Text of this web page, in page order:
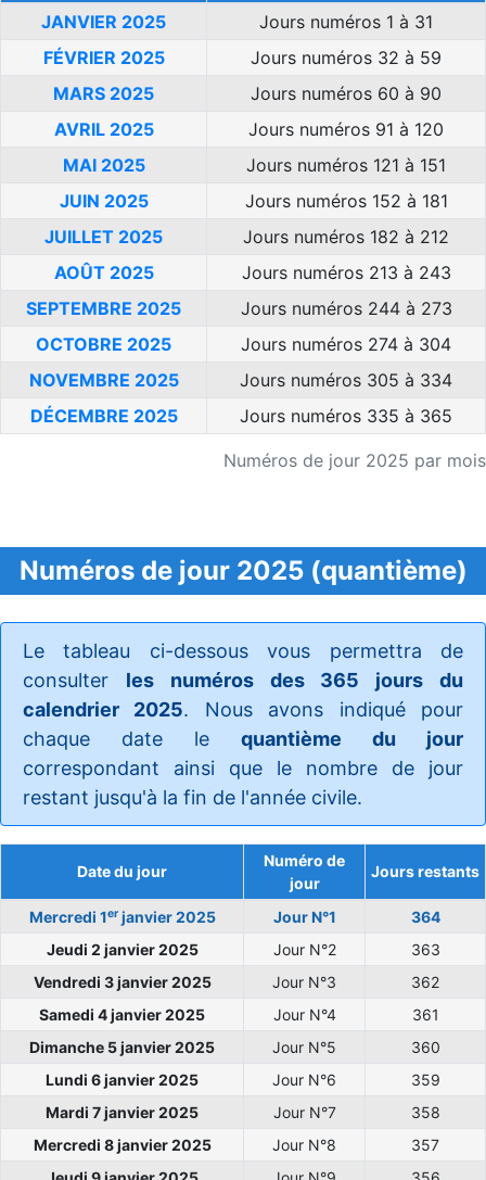
Numéros de jour 2025 par mois
JANVIER 2025
Jours numéros 1 à 31
FÉVRIER 2025
Jours numéros 32 à 59
MARS 2025
Jours numéros 60 à 90
AVRIL 2025
Jours numéros 91 à 120
MAI 2025
Jours numéros 121 à 151
JUIN 2025
Jours numéros 152 à 181
JUILLET 2025
Jours numéros 182 à 212
AOÛT 2025
Jours numéros 213 à 243
SEPTEMBRE 2025
Jours numéros 244 à 273
OCTOBRE 2025
Jours numéros 274 à 304
NOVEMBRE 2025
Jours numéros 305 à 334
DÉCEMBRE 2025
Jours numéros 335 à 365
Numéros de jour 2025 (quantième)
Le tableau ci-dessous vous permettra de
consulter les numéros des 365 jours du
calendrier 2025. Nous avons indiqué pour
chaque date le quantième du jour
correspondant ainsi que le nombre de jour
restant jusqu'à la fin de l'année civile.
Date du jour
Numéro de
jour
Jours restants
Mercredi 1erjanvier 2025 Jour N°1
364
Jeudi 2 janvier 2025
Jour N°2
363
Vendredi 3 janvier 2025
Jour N°3
362
Samedi 4 janvier 2025
Jour N°4
361
Dimanche 5 janvier 2025
Jour N°5
360
Lundi 6 janvier 2025
Jour N°6
359
Mardi 7 janvier 2025
Jour N°7
358
Mercredi 8 janvier 2025
Jour N°8
357